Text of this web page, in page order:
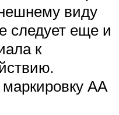
виду
следует еще и
к
АА